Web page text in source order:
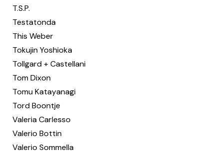
T.S.P.
Testatonda
This Weber
Tokujin Yoshioka
Tollgard + Castellani
Tom Dixon
Tomu Katayanagi
Tord Boontje
Valeria Carlesso
Valerio Bottin
Valerio Sommella